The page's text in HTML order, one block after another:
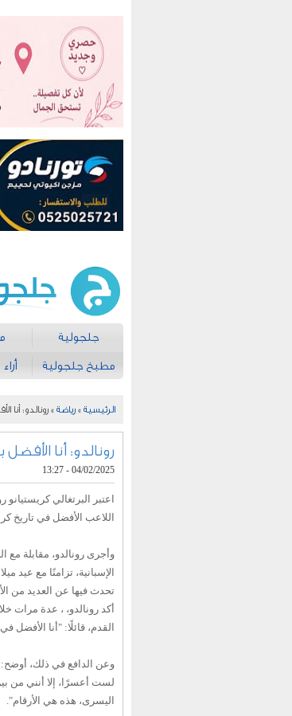
جلجولية
مطبخ جلجولية
الرئيسية » رياضة » رونالدو: أنا
رونالدو: أنا الأفضل
04/02/2025 - 13:27
اعتبر البرتغالي
اللاعب الأفضل في تاريخ
وأجرى رونالدو، مقابلة مع
الإسبانية، تزامنًا مع عيد
تحدث فيها عن العديد من
أكد رونالدو، ، عدة مرات
القدم، قائلًا: "أنا الأفضل
وعن الدافع في ذلك، أوضح:
اليسرى، هذه هي الأرقام".